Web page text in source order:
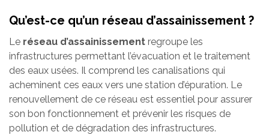
Qu’est-ce qu’un réseau d’assainissement ?
Le réseau d’assainissement regroupe les
infrastructures permettant l’évacuation et le traitement
des eaux usées. Il comprend les canalisations qui
acheminent ces eaux vers une station d’épuration. Le
renouvellement de ce réseau est essentiel pour assurer
son bon fonctionnement et prévenir les risques de
pollution et de dégradation des infrastructures.